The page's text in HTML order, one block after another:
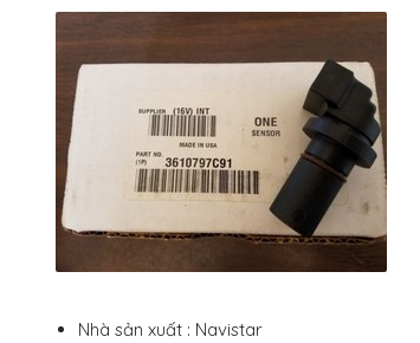
Nhà sản xuất : Navistar